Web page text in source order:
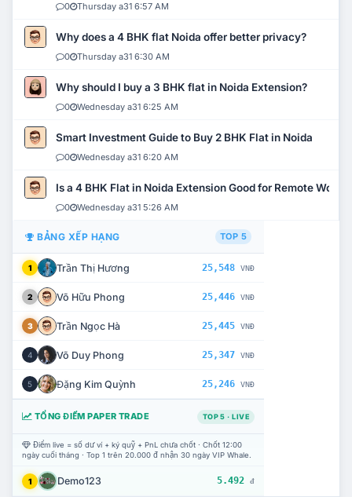
0 Thursday a31 6:57 AM
Why does a 4 BHK flat Noida offer better privacy?
0 Thursday a31 6:30 AM
Why should I buy a 3 BHK flat in Noida Extension?
0 Wednesday a31 6:25 AM
Smart Investment Guide to Buy 2 BHK Flat in Noida
0 Wednesday a31 6:20 AM
Is a 4 BHK Flat in Noida Extension Good for Remote Work?
0 Wednesday a31 5:26 AM
BẢNG XẾP HẠNG TOP 5
1 Trần Thị Hương 25,548 VNĐ
2 Võ Hữu Phong 25,446 VNĐ
3 Trần Ngọc Hà 25,445 VNĐ
4 Võ Duy Phong 25,347 VNĐ
5 Đặng Kim Quỳnh 25,246 VNĐ
TỔNG ĐIỂM PAPER TRADE TOP 5 · LIVE
Điểm live = số dư ví + ký quỹ + PnL chưa chốt · Chốt 12:00
ngày cuối tháng · Top 1 trên 20.000 đ nhận 30 ngày VIP Whale.
1 Demo123 5.492 đ